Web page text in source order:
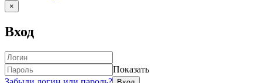
×
Вход
Показать